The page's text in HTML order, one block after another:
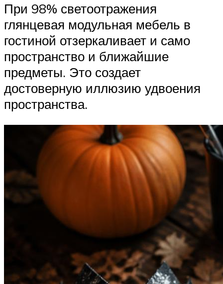
При 98% светоотражения
глянцевая модульная мебель в
гостиной отзеркаливает и само
пространство и ближайшие
предметы. Это создает
достоверную иллюзию удвоения
пространства.